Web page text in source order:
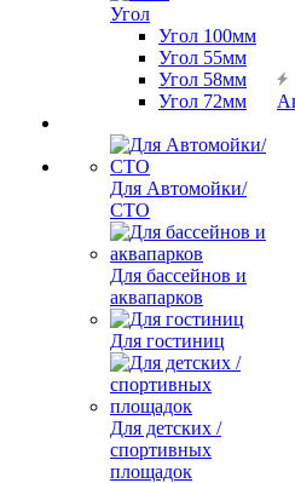
Угол
Угол 100мм
Угол 55мм
Угол 58мм
Угол 72мм
Для Автомойки/
СТО
Для бассейнов и
аквапарков
Для гостиниц
Для детских /
спортивных
площадок